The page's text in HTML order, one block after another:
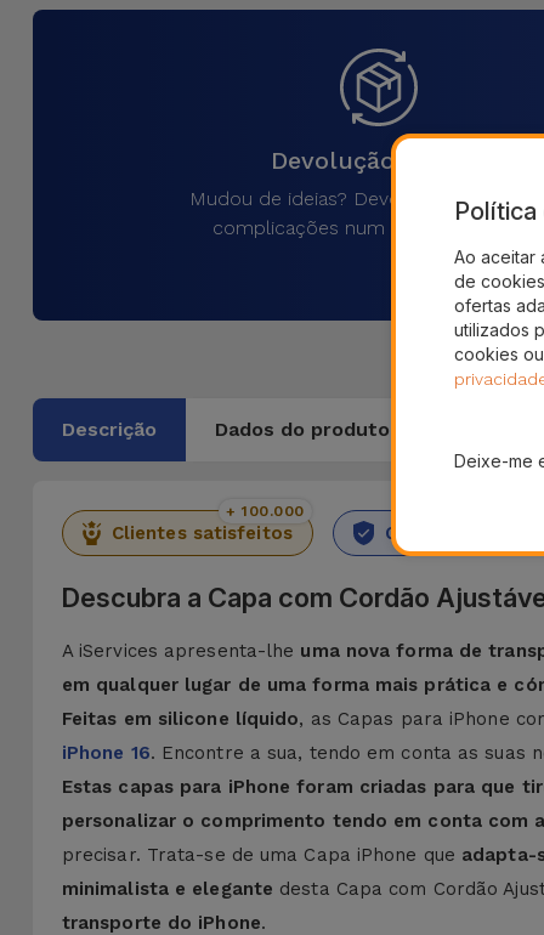
Devolução 30 Dias
Mudou de ideias? Devolva o produto
complicações num prazo de 30 dias.
Descrição Dados do produto
Clientes satisfeitos
+ 100.000
Garantia
Descubra a Capa com Cordão
A iServices apresenta-lhe uma nova forma de
em qualquer lugar de uma forma mais prática e
Feitas em silicone líquido, as Capas para iPhone
iPhone 16. Encontre a sua, tendo em conta as suas
Estas capas para iPhone foram criadas para que
personalizar o comprimento tendo em conta com
precisar. Trata-se de uma Capa iPhone que adapta-
minimalista e elegante desta Capa com Cordão
transporte do iPhone.
Política
Ao aceitar
de
ofertas
utilizados
cookies
Deixe-me